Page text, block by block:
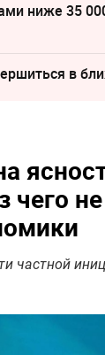
ниже 35
в
чего
частной